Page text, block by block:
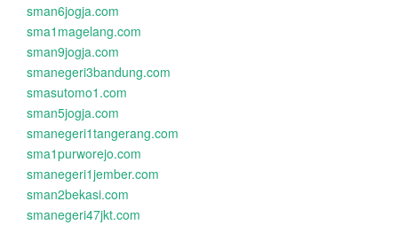
sman6jogja.com
sma1magelang.com
sman9jogja.com
smanegeri3bandung.com
smasutomo1.com
sman5jogja.com
smanegeri1tangerang.com
sma1purworejo.com
smanegeri1jember.com
sman2bekasi.com
smanegeri47jkt.com